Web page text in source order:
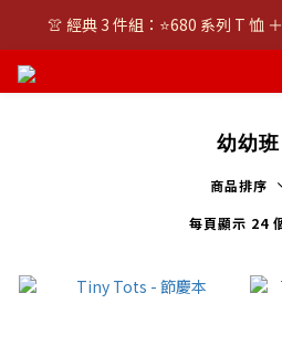
👚 經典 3 件組：⭐680 系列 T 恤
👚 經典 3 件組：⭐680 系列 T 恤
幼幼班
商品排序
每頁顯示 24